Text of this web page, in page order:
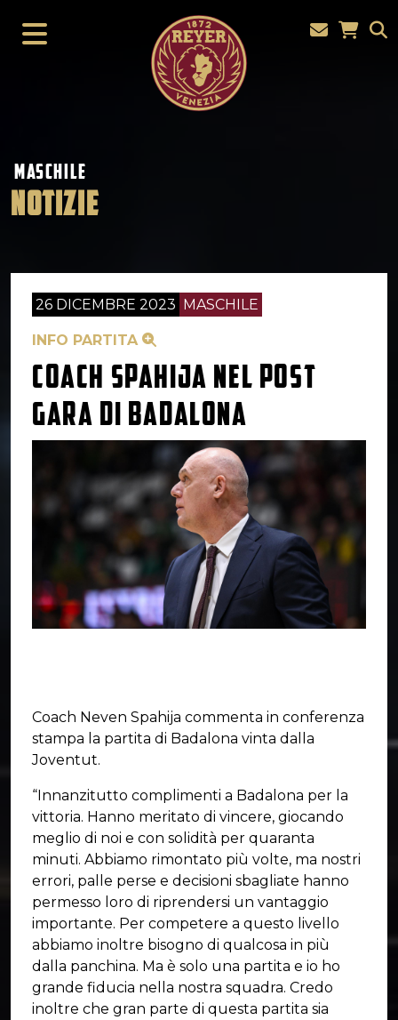
MASCHILE
NOTIZIE
26 DICEMBRE 2023 MASCHILE
INFO PARTITA
COACH SPAHIJA NEL POST
GARA DI BADALONA
Coach Neven Spahija commenta in conferenza
stampa la partita di Badalona vinta dalla
Joventut.
“Innanzitutto complimenti a Badalona per la
vittoria. Hanno meritato di vincere, giocando
meglio di noi e con solidità per quaranta
minuti. Abbiamo rimontato più volte, ma nostri
errori, palle perse e decisioni sbagliate hanno
permesso loro di riprendersi un vantaggio
importante. Per competere a questo livello
abbiamo inoltre bisogno di qualcosa in più
dalla panchina. Ma è solo una partita e io ho
grande fiducia nella nostra squadra. Credo
inoltre che gran parte di questa partita sia